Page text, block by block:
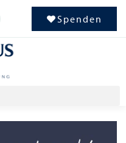
Spenden